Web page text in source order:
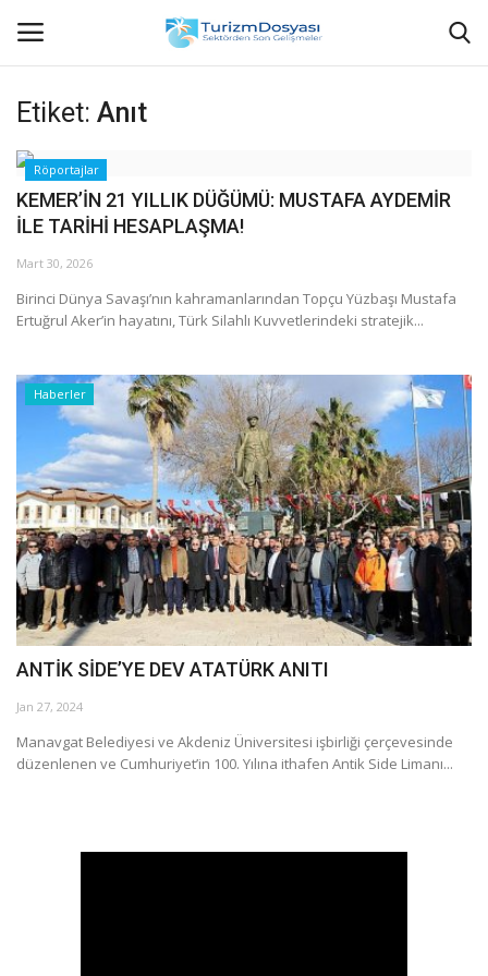
Anasayfa
Bize Ulaşın
Künye
Halil ÖNCÜ kimdir?
KVKK Aydınlatma Metni
Haberler
Görüntülü
Araştırma - İnceleme
Lezzet Durakları
Röportajlar
Gezi - Yorum
Sizlerden Gelenler
Etiket: Anıt
Röportajlar
KEMER’İN 21 YILLIK DÜĞÜMÜ: MUSTAFA AYDEMİR
İLE TARİHİ HESAPLAŞMA!
Mart 30, 2026
Birinci Dünya Savaşı’nın kahramanlarından Topçu Yüzbaşı Mustafa
Ertuğrul Aker’in hayatını, Türk Silahlı Kuvvetlerindeki stratejik...
Haberler
ANTİK SİDE’YE DEV ATATÜRK ANITI
Jan 27, 2024
Manavgat Belediyesi ve Akdeniz Üniversitesi işbirliği çerçevesinde
düzenlenen ve Cumhuriyet’in 100. Yılına ithafen Antik Side Limanı...